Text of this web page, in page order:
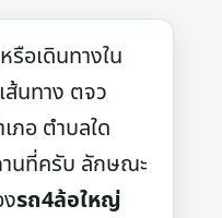
อเดินทางใน
ส้นทาง ตจว
ภอ ตำบลใด
านที่ครับ ลักษณะ
รถ4ล้อใหญ่